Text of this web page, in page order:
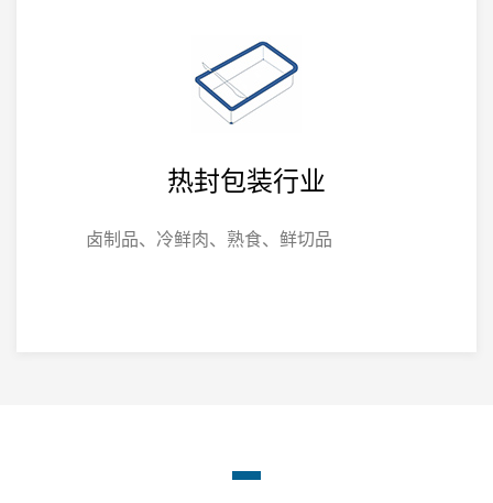
热封包装行业
卤制品、冷鲜肉、熟食、鲜切品